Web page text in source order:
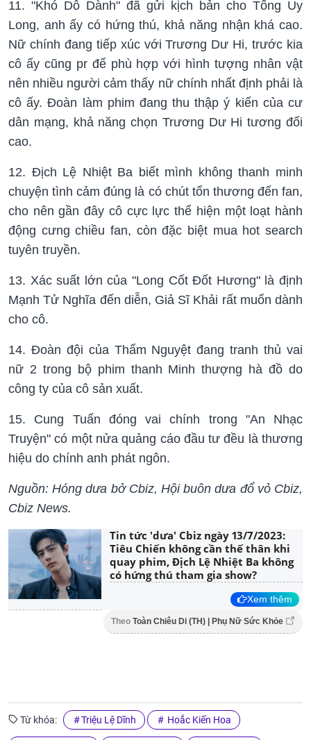
11. "Khó Dỗ Dành" đã gửi kịch bản cho Tống Uy
Long, anh ấy có hứng thú, khả năng nhận khá cao.
Nữ chính đang tiếp xúc với Trương Dư Hi, trước kia
cô ấy cũng pr để phù hợp với hình tượng nhân vật
nên nhiều người cảm thấy nữ chính nhất định phải là
cô ấy. Đoàn làm phim đang thu thập ý kiến của cư
dân mạng, khả năng chọn Trương Dư Hi tương đối
cao.
12. Địch Lệ Nhiệt Ba biết mình không thanh minh
chuyện tình cảm đúng là có chút tổn thương đến fan,
cho nên gần đây cô cực lực thể hiện một loạt hành
động cưng chiều fan, còn đặc biệt mua hot search
tuyên truyền.
13. Xác suất lớn của "Long Cốt Đốt Hương" là định
Mạnh Tử Nghĩa đến diễn, Giả Sĩ Khải rất muốn dành
cho cô.
14. Đoàn đội của Thẩm Nguyệt đang tranh thủ vai
nữ 2 trong bộ phim thanh Minh thượng hà đồ do
công ty của cô sản xuất.
15. Cung Tuấn đóng vai chính trong "An Nhạc
Truyện" có một nửa quảng cáo đầu tư đều là thương
hiệu do chính anh phát ngôn.
Nguồn: Hóng dưa bở Cbiz, Hội buôn dưa đổ vỏ Cbiz,
Cbiz News.
Tin tức 'dưa' Cbiz ngày 13/7/2023:
Tiêu Chiến không cần thế thân khi
quay phim, Địch Lệ Nhiệt Ba không
có hứng thú tham gia show?
Xem thêm
Theo Toàn Chiêu Di (TH) | Phụ Nữ Sức Khỏe
Từ khóa: Triệu Lệ Dĩnh Hoắc Kiến Hoa